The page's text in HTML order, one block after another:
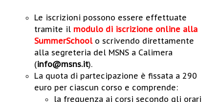
Le iscrizioni possono essere effettuate
tramite il modulo di iscrizione online alla
SummerSchool o scrivendo direttamente
alla segreteria del MSNS a Calimera
(info@msns.it).
La quota di partecipazione è fissata a 290
euro per ciascun corso e comprende:
la frequenza ai corsi secondo gli orari